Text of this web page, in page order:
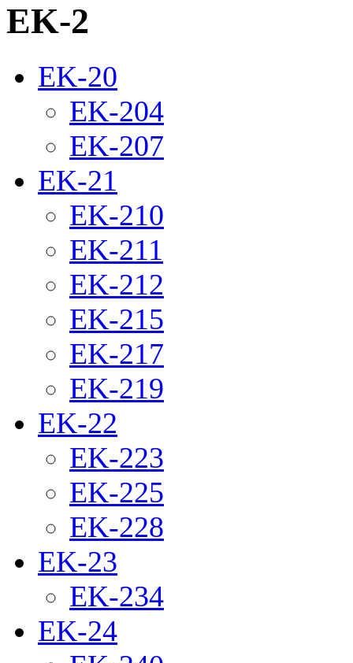
EK-2
EK-20
EK-204
EK-207
EK-21
EK-210
EK-211
EK-212
EK-215
EK-217
EK-219
EK-22
EK-223
EK-225
EK-228
EK-23
EK-234
EK-24